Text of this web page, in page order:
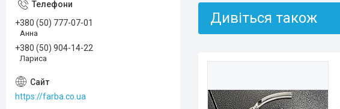
+380 (50) 777-07-01
Анна
+380 (50) 904-14-22
Лариса
https://farba.co.ua